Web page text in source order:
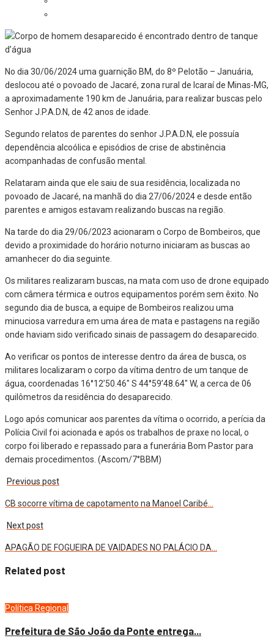
No dia 30/06/2024 uma guarnição BM, do 8º Pelotão – Januária,
deslocou até o povoado de Jacaré, zona rural de Icaraí de Minas-MG,
a aproximadamente 190 km de Januária, para realizar buscas pelo
Senhor J.P.A.D.N, de 42 anos de idade.
Segundo relatos de parentes do senhor J.P.A.D.N, ele possuía
dependência alcoólica e episódios de crise de abstinência
acompanhadas de confusão mental.
Relataram ainda que ele saiu de sua residência, localizada no
povoado de Jacaré, na manhã do dia 27/06/2024 e desde então
parentes e amigos estavam realizando buscas na região.
Na tarde do dia 29/06/2023 acionaram o Corpo de Bombeiros, que
devido a proximidade do horário noturno iniciaram as buscas ao
amanhecer do dia seguinte.
Os militares realizaram buscas, na mata com uso de drone equipado
com câmera térmica e outros equipamentos porém sem êxito. No
segundo dia de busca, a equipe de Bombeiros realizou uma
minuciosa varredura em uma área de mata e pastagens na região
onde haviam sido verificado sinais de passagem do desaparecido.
Ao verificar os pontos de interesse dentro da área de busca, os
militares localizaram o corpo da vítima dentro de um tanque de
água, coordenadas 16°12’50.46″ S 44°59’48.64″ W, a cerca de 06
quilômetros da residência do desaparecido.
Logo após comunicar aos parentes da vítima o ocorrido, a perícia da
Polícia Civil foi acionada e após os trabalhos de praxe no local, o
corpo foi liberado e repassado para a funerária Bom Pastor para
demais procedimentos. (Ascom/7°BBM)
Previous post
CB socorre vítima de capotamento na Manoel Caribé…
Next post
APAGÃO DE FOGUEIRA DE VAIDADES NO PALÁCIO DA…
Related post
Política Regional
Prefeitura de São João da Ponte entrega...